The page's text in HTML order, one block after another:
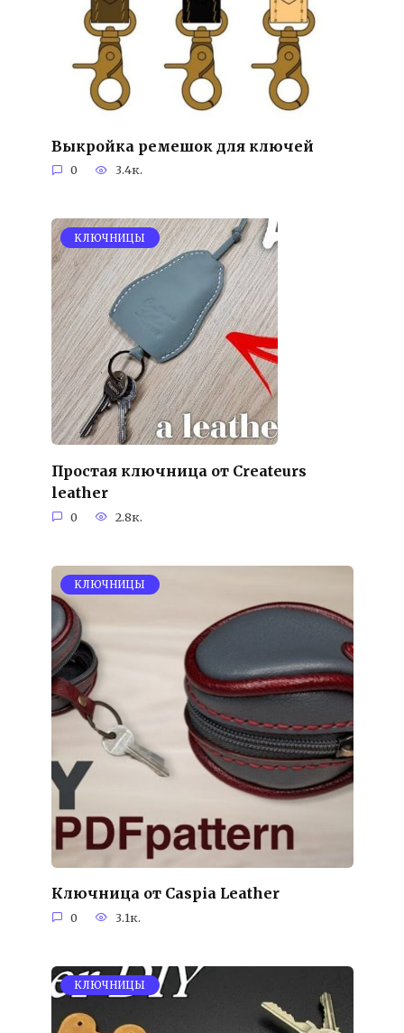
Выкройка ремешок для ключей
0 3.4к.
KЛЮЧНИЦЫ
Простая ключница от Createurs
leather
0 2.8к.
KЛЮЧНИЦЫ
Ключница от Caspia Leather
0 3.1к.
KЛЮЧНИЦЫ